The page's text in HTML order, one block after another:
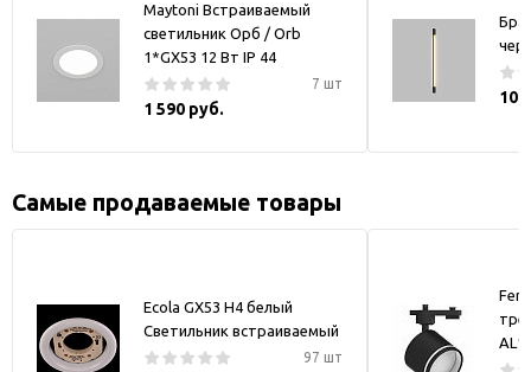
Maytoni Встраиваемый
светильник Орб / Orb
1*GX53 12 Вт IP 44
7 шт
1 590 руб.
Бра
10
Самые продаваемые товары
Ecola GX53 H4 белый
Светильник встраиваемый
97 шт